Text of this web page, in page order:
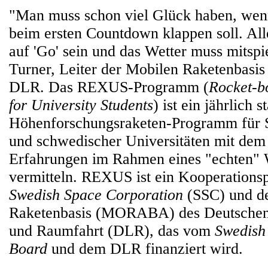
"Man muss schon viel Glück haben,
beim ersten Countdown klappen soll.
auf 'Go' sein und das Wetter muss
Turner, Leiter der Mobilen
DLR. Das REXUS-Programm (Rocket-
for University Students) ist ein jährlich
Höhenforschungsraketen-Programm für
und schwedischer Universitäten mit
Erfahrungen im Rahmen eines "echten"
vermitteln. REXUS ist ein
Swedish Space Corporation (SSC) und
Raketenbasis (MORABA) des
und Raumfahrt (DLR), das vom
Board und dem DLR finanziert wird.